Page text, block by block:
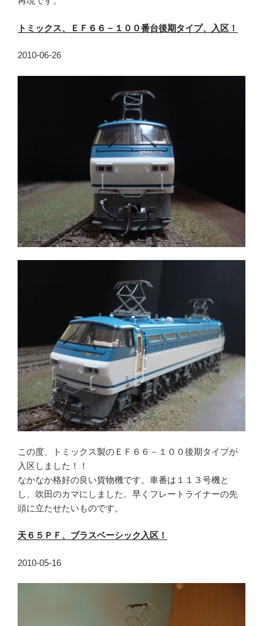
トミックス、ＥＦ６６－１００番台後期タイプ、入区！
2010-06-26
この度、トミックス製のＥＦ６６－１００後期タイプが
入区しました！！
なかなか格好の良い貨物機です。車番は１１３号機と
し、吹田のカマにしました。早くフレートライナーの先
頭に立たせたいものです。
天６５ＰＦ、ブラスベーシック入区！
2010-05-16